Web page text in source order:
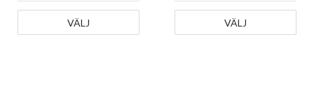
VÄLJ VÄLJ